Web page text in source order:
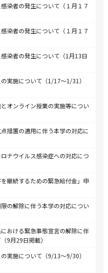
染者の発生について（１月１７
染者の発生について（１月１７
染者の発生について（1月13日
実施について（1/17～1/31）
オンライン授業の実施等につい
措置の適用に伴う本学の対応に
ナウイルス感染症への対応につ
継続するための緊急給付金」申
の解除に伴う本学の対応につい
おける緊急事態宣言の解除に伴
9月29日掲載）
実施について（9/13～9/30）